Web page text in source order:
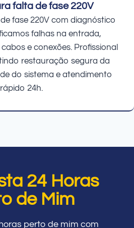
falta de fase 220V
fase 220V com diagnóstico
falhas na entrada,
e conexões. Profissional
restauração segura da
do sistema e atendimento
rápido 24h.
24 Horas
de Mim
perto de mim com